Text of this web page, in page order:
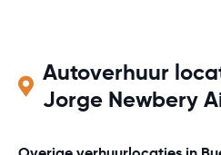
Autoverhuur
Jorge Newbery